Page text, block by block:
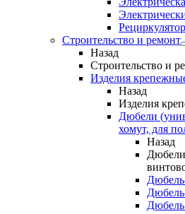
Строительство и ремонт
Назад
Строительство и
Изделия
Назад
Изделия
Дюбели
хомут, для
Назад
Дюбель